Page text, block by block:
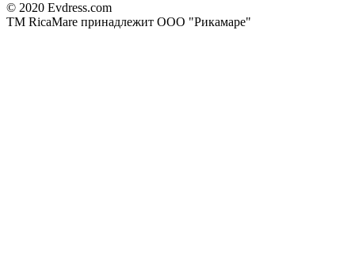
© 2020 Evdress.com
ТМ RicaMare принадлежит ООО "Рикамаре"